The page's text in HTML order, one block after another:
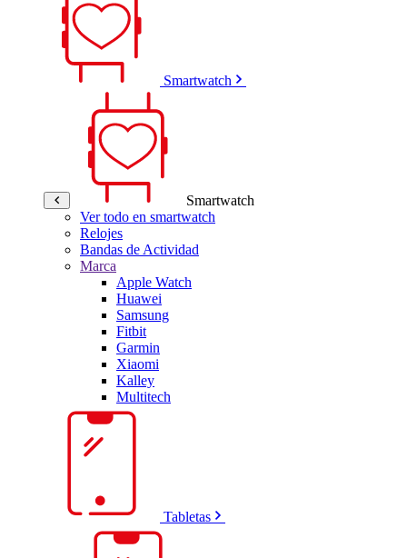
Smartwatch
Smartwatch
Ver todo en smartwatch
Relojes
Bandas de Actividad
Marca
Apple Watch
Huawei
Samsung
Fitbit
Garmin
Xiaomi
Kalley
Multitech
Tabletas